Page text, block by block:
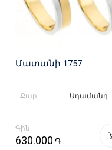
Մատանի 1757
Քար Ադամանդ
Գին
630.000 ֏